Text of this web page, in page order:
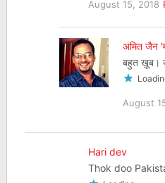
August 15, 2018
अमित जैन
बहुत ख़ूब।
August
Hari dev
Thok doo